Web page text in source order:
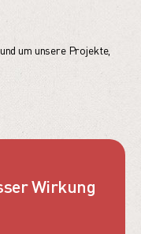
um unsere Projekte,
Wirkung